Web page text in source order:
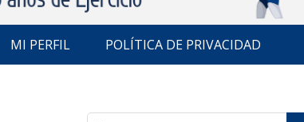
MI PERFIL POLÍTICA DE PRIVACIDAD